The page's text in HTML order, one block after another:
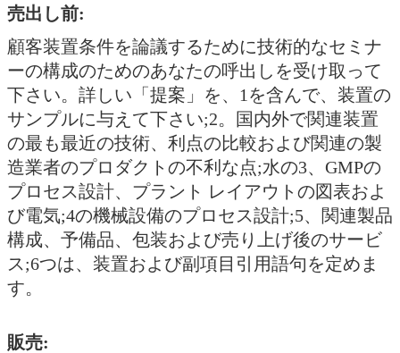
売出し前:
顧客装置条件を論議するために技術的なセミナ
ーの構成のためのあなたの呼出しを受け取って
下さい。詳しい「提案」を、1を含んで、装置の
サンプルに与えて下さい;2。国内外で関連装置
の最も最近の技術、利点の比較および関連の製
造業者のプロダクトの不利な点;水の3、GMPの
プロセス設計、プラント レイアウトの図表およ
び電気;4の機械設備のプロセス設計;5、関連製品
構成、予備品、包装および売り上げ後のサービ
ス;6つは、装置および副項目引用語句を定めま
す。
販売: